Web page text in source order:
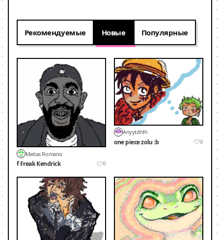
Рекомендуемые Новые Популярные
Matias Romano
f Freak Kendrick 0
Anyytzlhlh
one piece zolu :b 0